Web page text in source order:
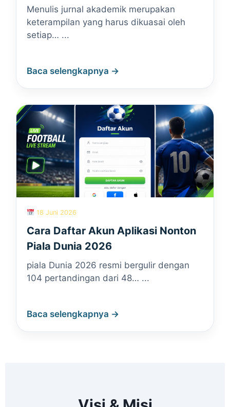
Menulis jurnal akademik merupakan
keterampilan yang harus dikuasai oleh
setiap… ...
Baca selengkapnya →
18 Juni 2026
Cara Daftar Akun Aplikasi Nonton
Piala Dunia 2026
piala Dunia 2026 resmi bergulir dengan
104 pertandingan dari 48… ...
Baca selengkapnya →